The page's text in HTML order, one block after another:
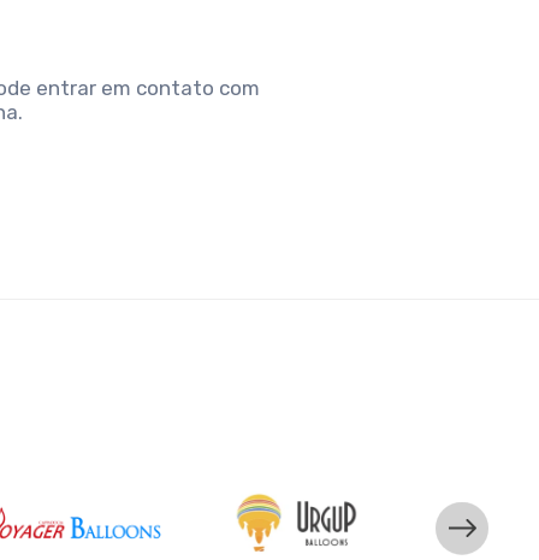
entrar em contato com